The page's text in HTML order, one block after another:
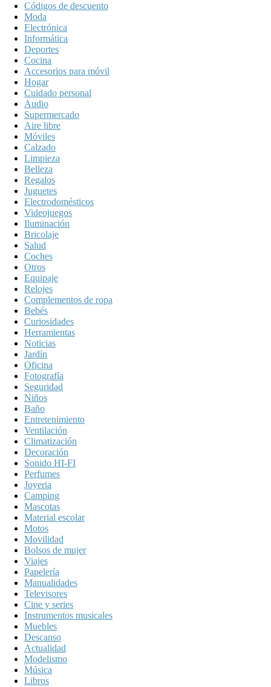
Códigos de descuento
Moda
Electrónica
Informática
Deportes
Cocina
Accesorios para móvil
Hogar
Cuidado personal
Audio
Supermercado
Aire libre
Móviles
Calzado
Limpieza
Belleza
Regalos
Juguetes
Electrodomésticos
Videojuegos
Iluminación
Bricolaje
Salud
Coches
Otros
Equipaje
Relojes
Complementos de ropa
Bebés
Curiosidades
Herramientas
Noticias
Jardín
Oficina
Fotografía
Seguridad
Niños
Baño
Entretenimiento
Ventilación
Climatización
Decoración
Sonido HI-FI
Perfumes
Joyeria
Camping
Mascotas
Material escolar
Motos
Movilidad
Bolsos de mujer
Viajes
Papelería
Manualidades
Televisores
Cine y series
Instrumentos musicales
Muebles
Descanso
Actualidad
Modelismo
Música
Libros